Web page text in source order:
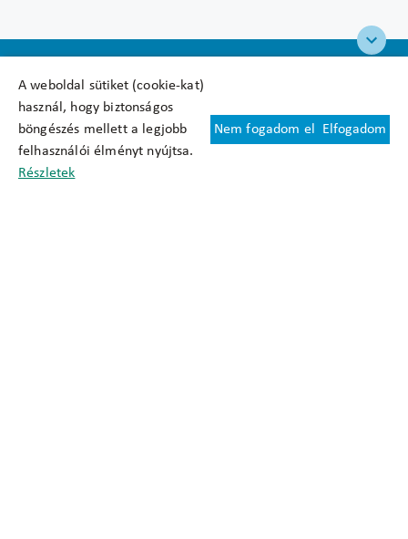
A weboldal sütiket (cookie-kat)
használ, hogy biztonságos
böngészés mellett a legjobb
felhasználói élményt nyújtsa.
Részletek
Nem fogadom el Elfogadom
Felhasználási feltételek